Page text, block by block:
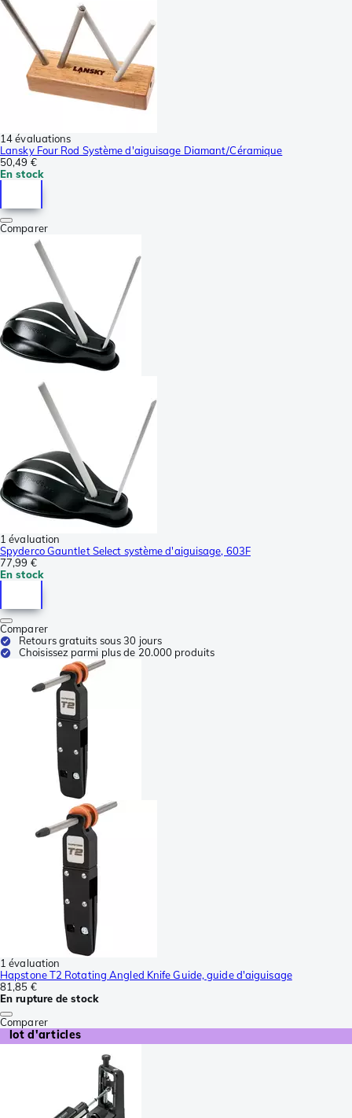
14 évaluations
Lansky Four Rod Système d'aiguisage Diamant/Céramique
50,49 €
En stock
Comparer
1 évaluation
Spyderco Gauntlet Select système d'aiguisage, 603F
77,99 €
En stock
Comparer
Retours gratuits sous 30 jours
Choisissez parmi plus de 20.000 produits
1 évaluation
Hapstone T2 Rotating Angled Knife Guide, guide d'aiguisage
81,85 €
En rupture de stock
Comparer
lot d'articles